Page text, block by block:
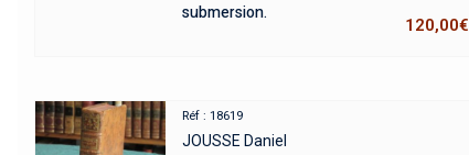
submersion.
120,00€
Réf : 18619
JOUSSE Daniel